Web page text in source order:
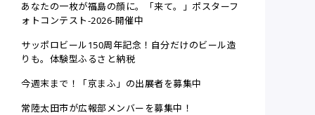
あなたの一枚が福島の顔に。「来て。」ポスターフ
ォトコンテスト-2026-開催中
サッポロビール150周年記念！自分だけのビール造
りも。体験型ふるさと納税
今週末まで！「京まふ」の出展者を募集中
常陸太田市が広報部メンバーを募集中！